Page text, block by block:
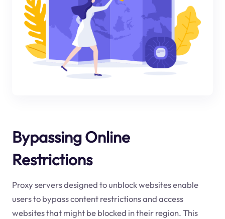
Bypassing Online
Restrictions
Proxy servers designed to unblock websites enable
users to bypass content restrictions and access
websites that might be blocked in their region. This